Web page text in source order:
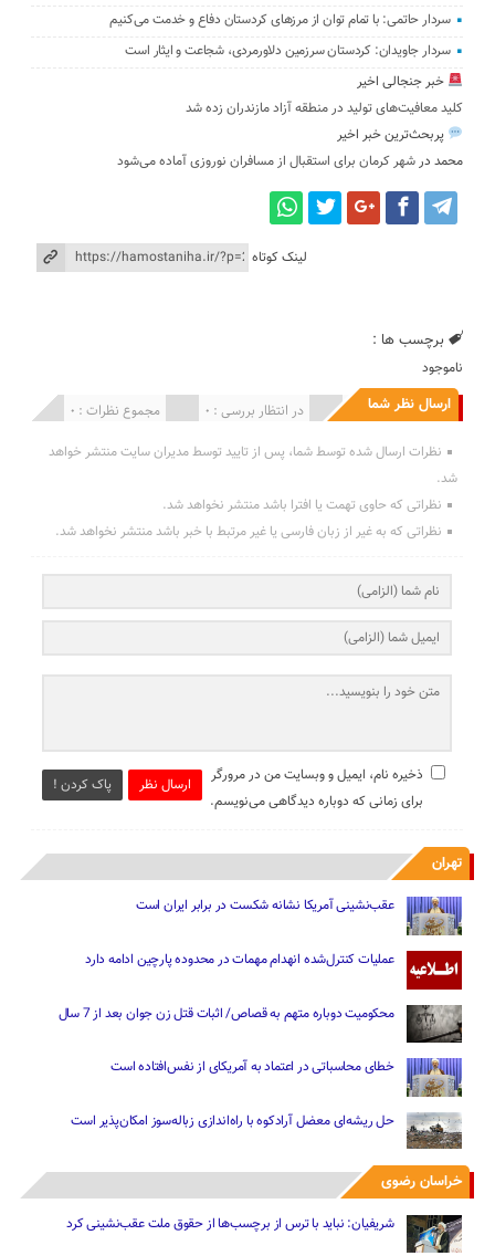
سردار حاتمی: با تمام توان از مرزهای کردستان دفاع و خدمت می‌کنیم
سردار جاویدان: کردستان سرزمین دلاورمردی، شجاعت و ایثار است
خبر جنجالی اخیر
کلید معافیت‌های تولید در منطقه آزاد مازندران زده شد
پربحث‌ترین خبر اخیر
محمد درشهر کرمان برای استقبال از مسافران نوروزی آماده می‌شود
لینک کوتاه
برچسب ها :
ناموجود
ارسال نظر شما مجموع نظرات : 0 در انتظار بررسی : 0 انتشار یافته : 0
نظرات ارسال شده توسط شما، پس از تایید توسط مدیران سایت منتشر خواهد
شد.
نظراتی که حاوی تهمت یا افترا باشد منتشر نخواهد شد.
نظراتی که به غیر از زبان فارسی یا غیر مرتبط با خبر باشد منتشر نخواهد شد.
ارسال نظر پاک کردن !
ذخیره نام، ایمیل و وبسایت من در مرورگر
برای زمانی که دوباره دیدگاهی می‌نویسم.
تهران
عقب‌نشینی آمریکا نشانه شکست در برابر ایران است
عملیات کنترل‌شده انهدام مهمات در محدوده پارچین ادامه دارد
محکومیت دوباره متهم به قصاص/ اثبات قتل زن جوان بعد از 7 سال
خطای محاسباتی در اعتماد به آمریکای از نفس‌افتاده است
حل ریشه‌ای معضل آرادکوه با راه‌اندازی زباله‌سوز امکان‌پذیر است
خراسان رضوی
شریفیان: نباید با ترس از برچسب‌ها از حقوق ملت عقب‌نشینی کرد